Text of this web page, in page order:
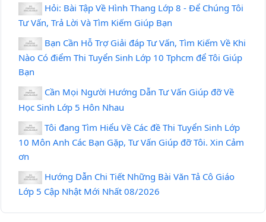
Hỏi: Bài Tập Về Hình Thang Lớp 8 - Để Chúng Tôi
Tư Vấn, Trả Lời Và Tìm Kiếm Giúp Bạn
Bạn Cần Hỗ Trợ Giải đáp Tư Vấn, Tìm Kiếm Về Khi
Nào Có điểm Thi Tuyển Sinh Lớp 10 Tphcm để Tôi Giúp
Bạn
Cần Mọi Người Hướng Dẫn Tư Vấn Giúp đỡ Về
Học Sinh Lớp 5 Hôn Nhau
Tôi đang Tìm Hiểu Về Các đề Thi Tuyển Sinh Lớp
10 Môn Anh Các Bạn Gặp, Tư Vấn Giúp đỡ Tôi. Xin Cảm
ơn
Hướng Dẫn Chi Tiết Những Bài Văn Tả Cô Giáo
Lớp 5 Cập Nhật Mới Nhất 08/2026